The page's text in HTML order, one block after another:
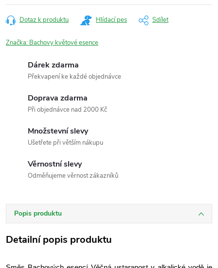
Dotaz k produktu Hlídací pes Sdílet
Značka: Bachovy květové esence
Dárek zdarma
Překvapení ke každé objednávce
Doprava zdarma
Při objednávce nad 2000 Kč
Množstevní slevy
Ušetřete při větším nákupu
Věrnostní slevy
Odměňujeme věrnost zákazníků
Popis produktu
Detailní popis produktu